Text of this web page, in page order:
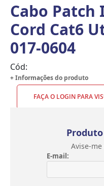
Cabo Patch
Cord Cat6
017-0604
Cód:
+ Informações do produto
FAÇA O LOGIN PARA
Avise-
E-mail: